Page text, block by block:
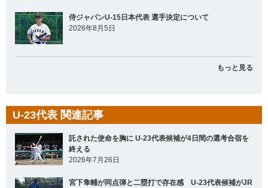
侍ジャパンU-15日本代表 選手決定について
2026年8月5日
もっと見る
U-23代表 関連記事
託された使命を胸に U-23代表候補が4日間の選考合宿を
終える
2026年7月26日
宮下隼輔が同点弾と二塁打で存在感 U-23代表候補がJR